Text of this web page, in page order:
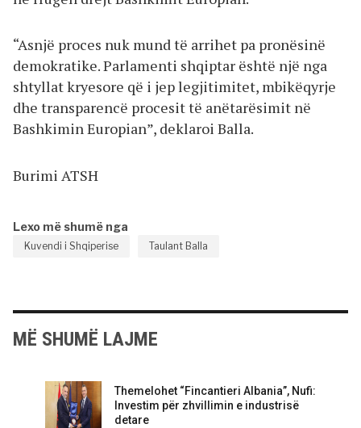
“Asnjë proces nuk mund të arrihet pa pronësinë
demokratike. Parlamenti shqiptar është një nga
shtyllat kryesore që i jep legjitimitet, mbikëqyrje
dhe transparencë procesit të anëtarësimit në
Bashkimin Europian”, deklaroi Balla.
Burimi ATSH
Lexo më shumë nga
Kuvendi i Shqiperise Taulant Balla
MË SHUMË LAJME
Themelohet “Fincantieri Albania”, Nufi:
Investim për zhvillimin e industrisë
detare